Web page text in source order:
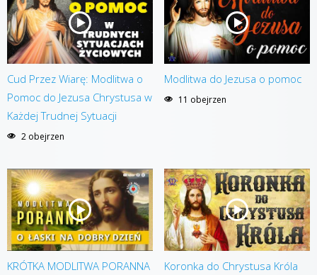
Cud Przez Wiarę: Modlitwa o
Pomoc do Jezusa Chrystusa w
Każdej Trudnej Sytuacji
2 obejrzen
Modlitwa do Jezusa o pomoc
11 obejrzen
KRÓTKA MODLITWA PORANNA
Koronka do Chrystusa Króla